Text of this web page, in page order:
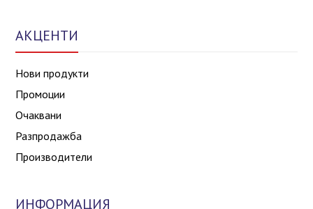
АКЦЕНТИ
Нови продукти
Промоции
Очаквани
Разпродажба
Производители
ИНФОРМАЦИЯ